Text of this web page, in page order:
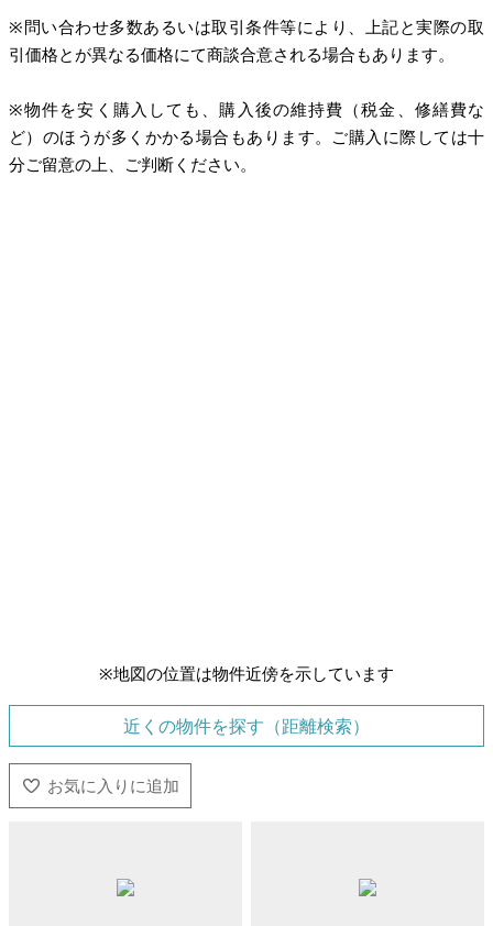
※問い合わせ多数あるいは取引条件等により、上記と実際の取
引価格とが異なる価格にて商談合意される場合もあります。
※物件を安く購入しても、購入後の維持費（税金、修繕費な
ど）のほうが多くかかる場合もあります。ご購入に際しては十
分ご留意の上、ご判断ください。
※地図の位置は物件近傍を示しています
近くの物件を探す（距離検索）